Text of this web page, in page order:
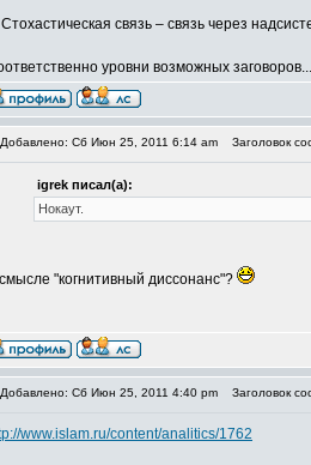
связь – связь через
уровни возможных
Добавлено: Сб Июн 25, 2011 6:14 am Заголовок
igrek писал(а):
Нокаут.
"когнитивный диссонанс"?
Добавлено: Сб Июн 25, 2011 4:40 pm Заголовок
www.islam.ru/content/analitics/1762